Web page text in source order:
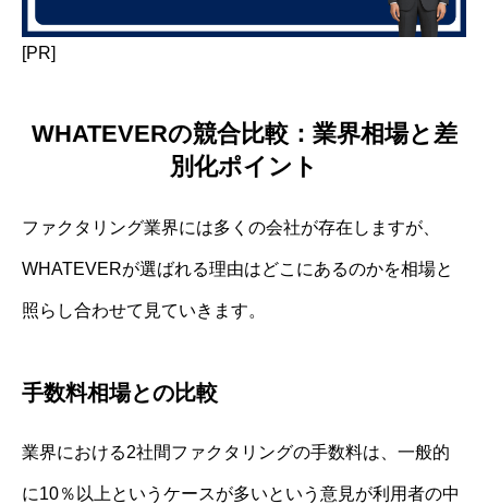
[PR]
WHATEVERの競合比較：業界相場と差
別化ポイント
ファクタリング業界には多くの会社が存在しますが、
WHATEVERが選ばれる理由はどこにあるのかを相場と
照らし合わせて見ていきます。
手数料相場との比較
業界における2社間ファクタリングの手数料は、一般的
に10％以上というケースが多いという意見が利用者の中